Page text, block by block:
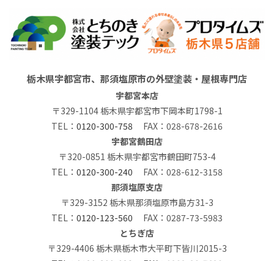
栃木県宇都宮市、那須塩原市の外壁塗装・屋根専門店
宇都宮本店
〒329-1104 栃木県宇都宮市下岡本町1798-1
TEL： 0120-300-758 FAX：028-678-2616
宇都宮鶴田店
〒320-0851 栃木県宇都宮市鶴田町753-4
TEL： 0120-300-240 FAX：028-612-3158
那須塩原支店
〒329-3152 栃木県那須塩原市島方31-3
TEL： 0120-123-560 FAX：0287-73-5983
とちぎ店
〒329-4406 栃木県栃木市大平町下皆川2015-3